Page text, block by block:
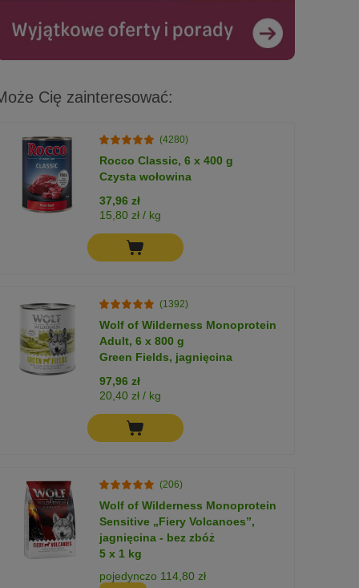
Cię zainteresować:
(4280)
Rocco Classic, 6 x 400 g
Czysta wołowina
37,96 zł
15,80 zł / kg
(1392)
Wolf of Wilderness Monoprotein
Adult, 6 x 800 g
Green Fields, jagnięcina
97,96 zł
20,40 zł / kg
(206)
Wolf of Wilderness Monoprotein
Sensitive „Fiery Volcanoes”,
jagnięcina - bez zbóż
5 x 1 kg
pojedynczo 114,80 zł